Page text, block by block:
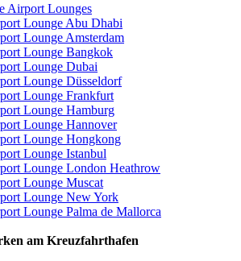
Airport Lounges
Lounge Abu Dhabi
Lounge Amsterdam
Lounge Bangkok
Lounge Dubai
Lounge Düsseldorf
Lounge Frankfurt
Lounge Hamburg
Lounge Hannover
Lounge Hongkong
Lounge Istanbul
Lounge London Heathrow
Lounge Muscat
Lounge New York
Lounge Palma de Mallorca
am Kreuzfahrthafen